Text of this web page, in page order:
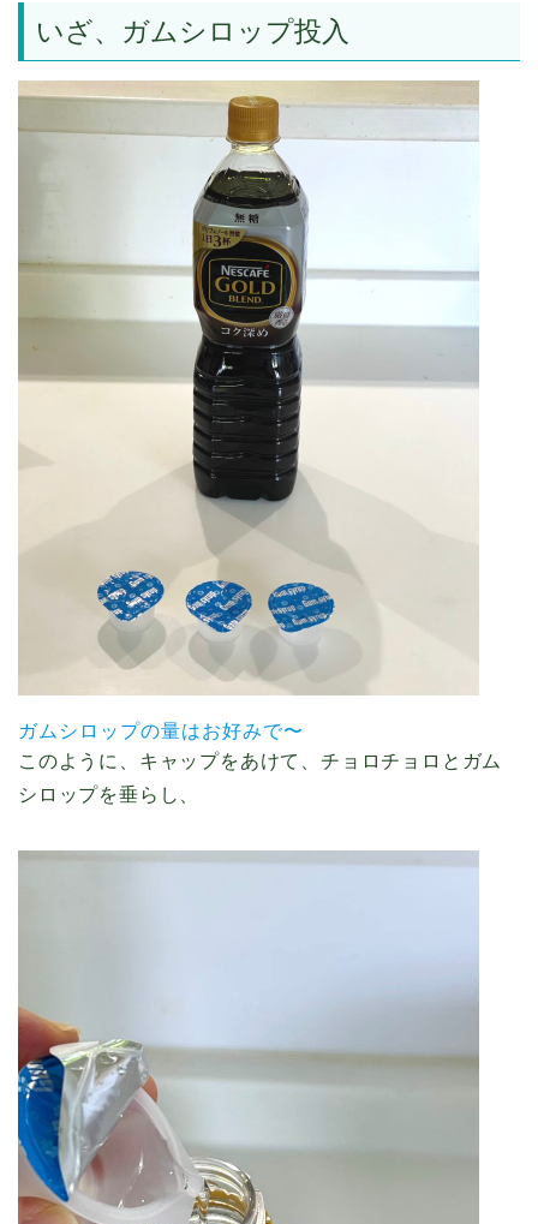
いざ、ガムシロップ投入
ガムシロップの量はお好みで〜
このように、キャップをあけて、チョロチョロとガム
シロップを垂らし、